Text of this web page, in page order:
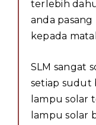
terlebih
anda
kepada
SLM sangat
setiap sudut
lampu solar
lampu solar